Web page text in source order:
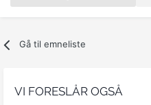
Gå til emneliste
VI FORESLÅR OGSÅ